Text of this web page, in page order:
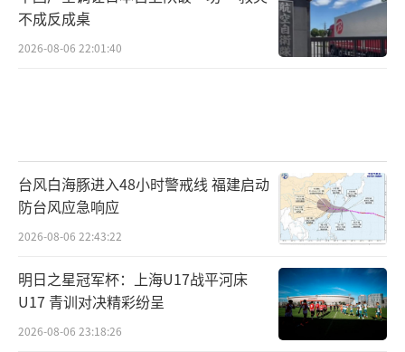
不成反成桌
2026-08-06 22:01:40
台风白海豚进入48小时警戒线 福建启动
防台风应急响应
2026-08-06 22:43:22
明日之星冠军杯：上海U17战平河床
U17 青训对决精彩纷呈
2026-08-06 23:18:26